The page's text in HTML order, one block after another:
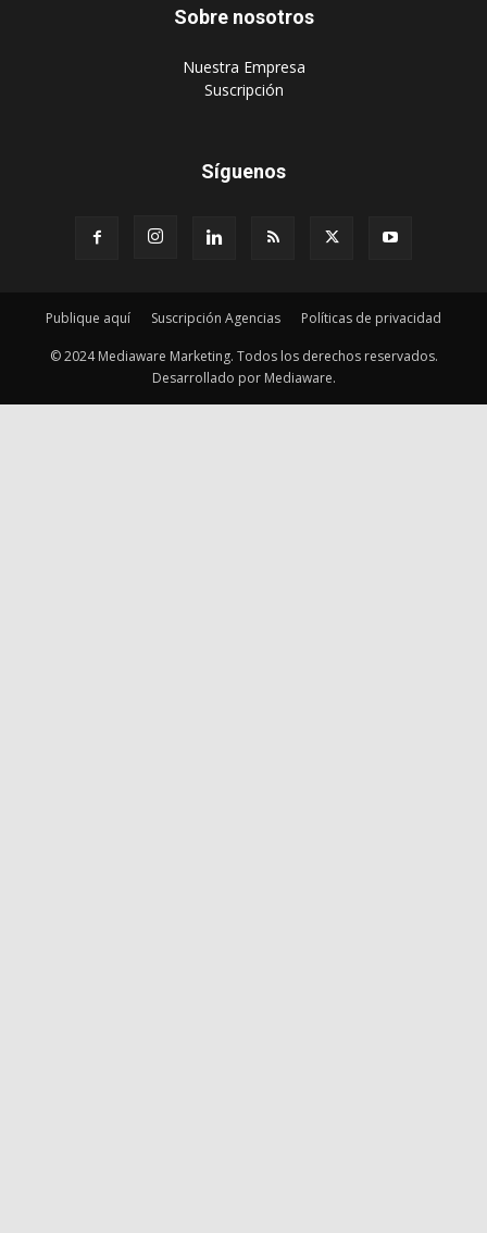
Sobre nosotros
‎Nuestra Empresa
‎Suscripción
Síguenos
Publique aquí Suscripción Agencias Políticas de privacidad
© 2024 Mediaware Marketing. Todos los derechos reservados.
Desarrollado por Mediaware.